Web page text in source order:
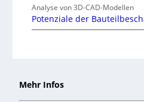
Analyse von 3D-CAD-Modellen
Potenziale der
Mehr Infos